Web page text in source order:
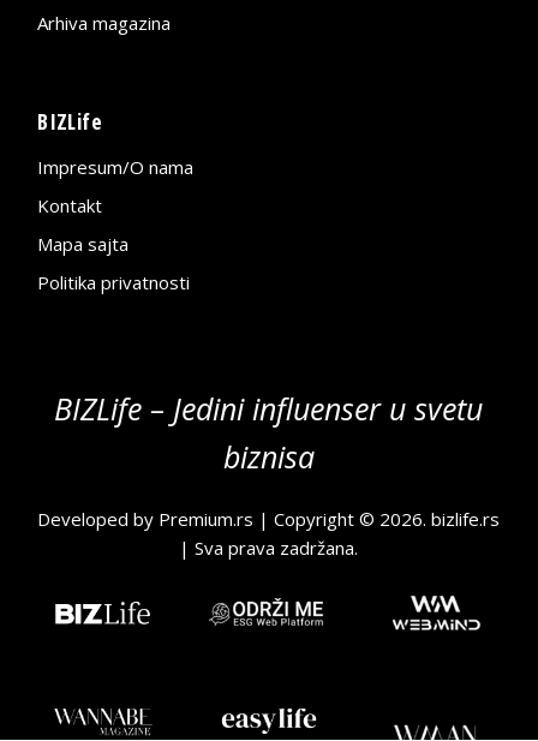
Arhiva magazina
BIZLife
Impresum/O nama
Kontakt
Mapa sajta
Politika privatnosti
BIZLife – Jedini influenser u svetu
biznisa
Developed by Premium.rs | Copyright © 2026.bizlife.rs
| Sva prava zadržana.